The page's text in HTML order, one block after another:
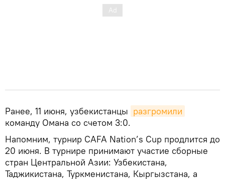
Ранее, 11 июня, узбекистанцы разгромили
команду Омана со счетом 3:0.
Напомним, турнир CAFA Nation’s Cup продлится до
20 июня. В турнире принимают участие сборные
стран Центральной Азии: Узбекистана,
Таджикистана, Туркменистана, Кыргызстана, а